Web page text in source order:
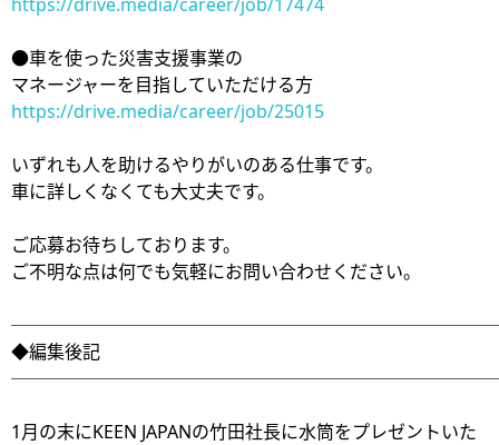
●車を使った災害支援事業の
マネージャーを目指していただける方
https://drive.media/career/job/25015
いずれも人を助けるやりがいのある仕事です。
車に詳しくなくても大丈夫です。
ご応募お待ちしております。
ご不明な点は何でも気軽にお問い合わせください。
◆編集後記
1月の末にKEEN JAPANの竹田社長に水筒をプレゼントいた